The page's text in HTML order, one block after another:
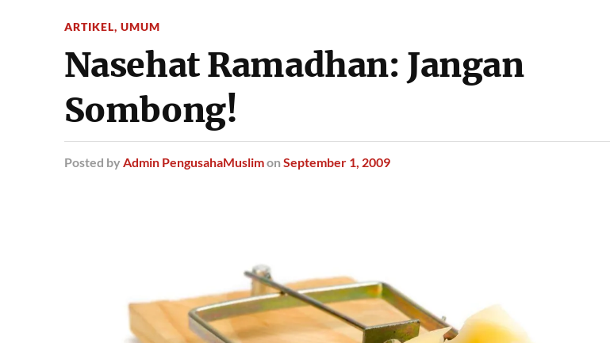
ARTIKEL, UMUM
Nasehat Ramadhan: Jangan
Sombong!
Posted by Admin PengusahaMuslimon September 1, 2009